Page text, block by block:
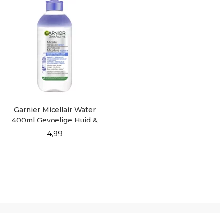
Garnier Micellair Water
400ml Gevoelige Huid &
Ogen
4,99